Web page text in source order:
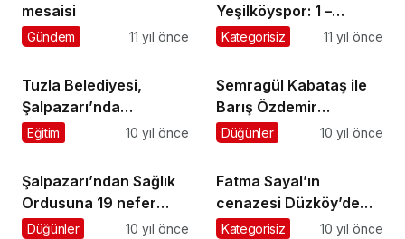
mesaisi
Gündem 11 yıl önce
Yeşilköyspor: 1 –
Şalpazarıspor: 1
Kategorisiz 11 yıl önce
Tuzla Belediyesi,
Şalpazarı’nda
Çanakkale’yi yaşattı
Eğitim 10 yıl önce
Semragül Kabataş ile
Barış Özdemir
nişanlandı
Düğünler 10 yıl önce
Şalpazarı’ndan Sağlık
Ordusuna 19 nefer
daha
Düğünler 10 yıl önce
Fatma Sayal’ın
cenazesi Düzköy’de
toprağa verildi
Kategorisiz 10 yıl önce